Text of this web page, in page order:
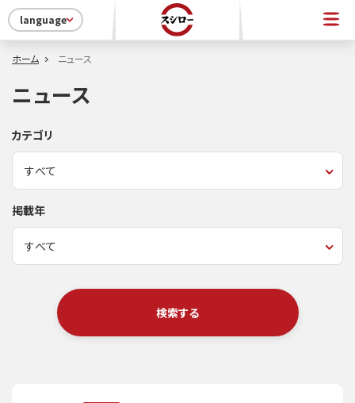
language
ホーム ニュース
ニュース
カテゴリ
掲載年
検索する